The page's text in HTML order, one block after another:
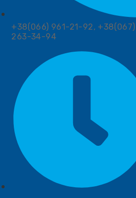
+38(066) 961-21-92, +38(067)
263-34-94